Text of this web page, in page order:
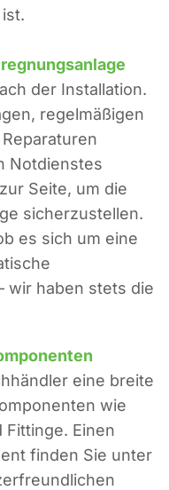
der Installation.
regelmäßigen
Notdienstes
Seite, um die
sicherzustellen.
es sich um eine
wir haben stets die
eine breite
wie
Fittinge. Einen
finden Sie unter